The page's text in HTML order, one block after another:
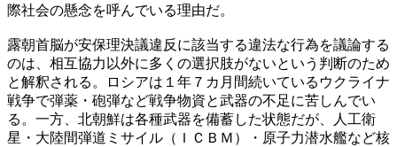
際社会の懸念を呼んでいる理由だ。
露朝首脳が安保理決議違反に該当する違法な行為を議論する
のは、相互協力以外に多くの選択肢がないという判断のため
と解釈される。ロシアは１年７カ月間続いているウクライナ
戦争で弾薬・砲弾など戦争物資と武器の不足に苦しんでい
る。一方、北朝鮮は各種武器を備蓄した状態だが、人工衛
星・大陸間弾道ミサイル（ＩＣＢＭ）・原子力潜水艦など核